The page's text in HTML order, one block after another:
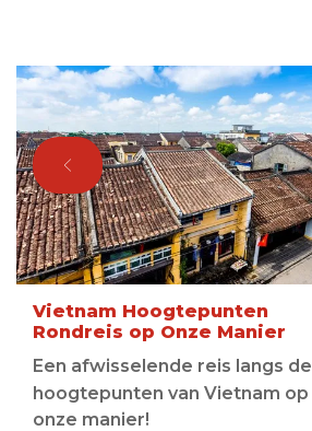
Vietnam Hoogtepunten
Rondreis op Onze Manier
Een afwisselende reis langs de
hoogtepunten van Vietnam op
onze manier!